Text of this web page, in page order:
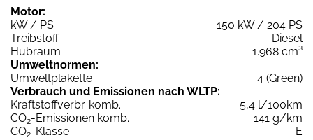
Motor:
kW / PS
150 kW / 204 PS
Treibstoff
Diesel
Hubraum
1.968 cm³
Umweltnormen:
Umweltplakette
4 (Green)
Verbrauch und Emissionen nach WLTP:
Kraftstoffverbr. komb.
5,4 l/100km
CO2-Emissionen komb.
141 g/km
CO2-Klasse
E